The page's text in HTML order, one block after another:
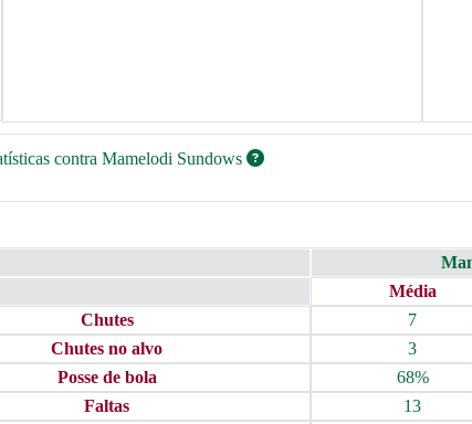
contra Mamelodi Sundows
Média
Chutes 7
Chutes no alvo 3
Posse de bola
68%
Faltas 13